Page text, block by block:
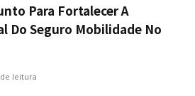
Para Fortalecer A
Do Seguro Mobilidade No
leitura